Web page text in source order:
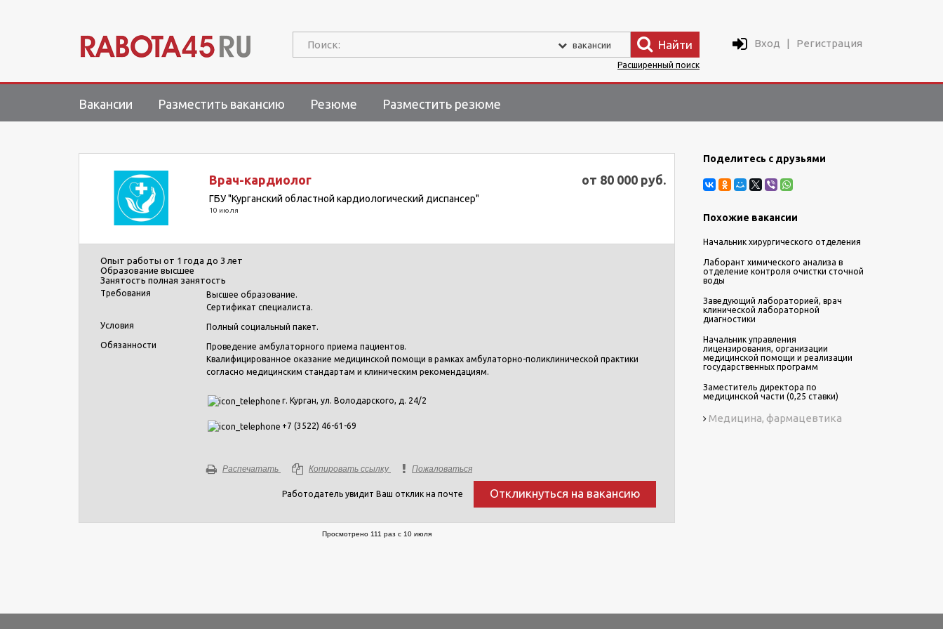
Поиск: вакансии Найти Вход | Регистрация
Расширенный поиск
Вакансии Разместить вакансию Резюме Разместить резюме
Врач-кардиолог от 80 000 руб.
ГБУ "Курганский областной кардиологический диспансер"
10 июля
Опыт работы от 1 года до 3 лет
Образование высшее
Занятость полная занятость
Требования
Высшее образование.
Сертификат специалиста.
Условия
Полный социальный пакет.
Обязанности
Проведение амбулаторного приема пациентов.
Квалифицированное оказание медицинской помощи в рамках амбулаторно-поликлинической практики
согласно медицинским стандартам и клиническим рекомендациям.
г. Курган, ул. Володарского, д. 24/2
+7 (3522) 46-61-69
Распечатать Копировать ссылку Пожаловаться
Работодатель увидит Ваш отклик на почте Откликнуться на вакансию
Просмотрено 111 раз с 10 июля
Поделитесь с друзьями
Похожие вакансии
Начальник хирургического отделения
Лаборант химического анализа в
отделение контроля очистки сточной
воды
Заведующий лабораторией, врач
клинической лабораторной
диагностики
Начальник управления
лицензирования, организации
медицинской помощи и реализации
государственных программ
Заместитель директора по
медицинской части (0,25 ставки)
Медицина, фармацевтика